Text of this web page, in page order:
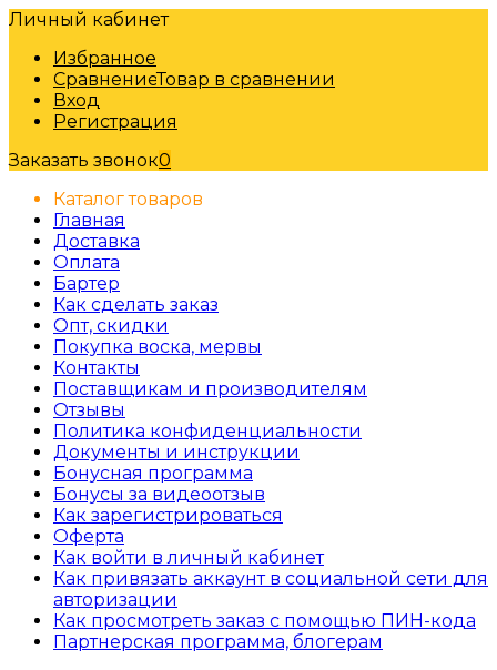
Личный кабинет
Избранное
СравнениеТовар в сравнении
Вход
Регистрация
Заказать звонок0
Каталог товаров
Главная
Доставка
Оплата
Бартер
Как сделать заказ
Опт, скидки
Покупка воска, мервы
Контакты
Поставщикам и производителям
Отзывы
Политика конфиденциальности
Документы и инструкции
Бонусная программа
Бонусы за видеоотзыв
Как зарегистрироваться
Оферта
Как войти в личный кабинет
Как привязать аккаунт в социальной сети для
авторизации
Как просмотреть заказ с помощью ПИН-кода
Партнерская программа, блогерам